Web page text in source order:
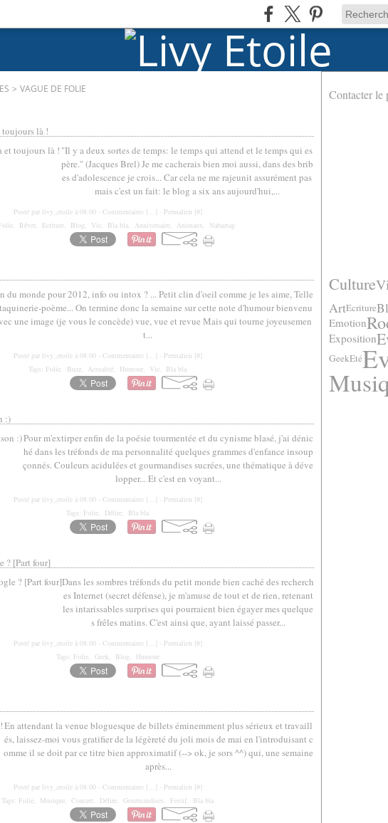
> VAGUE DE FOLIE
là !
"Il y a deux sortes de temps: le temps qui attend et le temps qui es
père." (Jacques Brel) Je me cacherais bien moi aussi, dans des brib
es d'adolescence je crois... Car cela ne me rajeunit assurément pas
mais c'est un fait: le blog a six ans aujourd'hui,...
Posté par livy_etoile à 08:00 - Commentaires [… - Permalien [#
, Rêver, Ecriture, Blog, Vie, Bla bla, Anniversaire, Animaux, Nabaztag
du monde pour 2012, info ou intox ? ... Petit clin d'oeil comme je les aime, Telle
poème... On termine donc la semaine sur cette note d'humour bienvenu
une image (je vous le concède) vue, vue et revue Mais qui tourne joyeusemen
t...
Posté par livy_etoile à 08:00 - Commentaires [… - Permalien [#
Tags: Folie, Buzz, Actualité, Humour, Vie, Bla bla
:)
Pour m'extirper enfin de la poésie tourmentée et du cynisme blasé, j'ai dénic
hé dans les tréfonds de ma personnalité quelques grammes d'enfance insoup
çonnés. Couleurs acidulées et gourmandises sucrées, une thématique à déve
lopper... Et c'est en voyant...
Posté par livy_etoile à 08:00 - Commentaires [… - Permalien [#
Tags: Folie, Délire, Bla bla
? [Part four]
Dans les sombres tréfonds du petit monde bien caché des recherch
es Internet (secret défense), je m'amuse de tout et de rien, retenant
les intarissables surprises qui pourraient bien égayer mes quelque
s frêles matins. C'est ainsi que, ayant laissé passer...
Posté par livy_etoile à 08:00 - Commentaires [… - Permalien [#
Tags: Folie, Geek, Blog, Humour
En attendant la venue bloguesque de billets éminemment plus sérieux et travaill
és, laissez-moi vous gratifier de la légèreté du joli mois de mai en l'introduisant c
omme il se doit par ce titre bien approximatif (--> ok, je sors ^^) qui, une semaine
après...
Posté par livy_etoile à 08:00 - Commentaires [… - Permalien [#
Tags: Folie, Musique, Concert, Délire, Gourmandises, Festif, Bla bla
Contacter le
Culture
ArtEcriture
Emotion
Exposition
GeekEté